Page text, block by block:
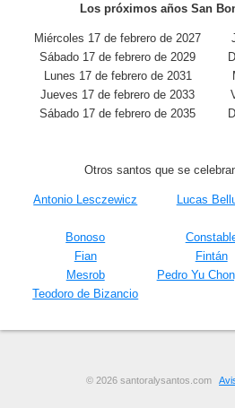
Los próximos años San
Miércoles 17 de febrero de 2027
Sábado 17 de febrero de 2029
Lunes 17 de febrero de 2031
Jueves 17 de febrero de 2033
Sábado 17 de febrero de 2035
Otros santos que se
Antonio Lesczewicz Lucas
Bonoso
Fian
Fintán
Mesrob
Pedro Yu
Teodoro de Bizancio
© 2026 santoralysantos.com